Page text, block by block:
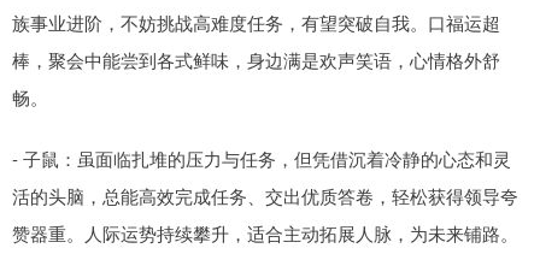
族事业进阶，不妨挑战高难度任务，有望突破自我。口福运超
棒，聚会中能尝到各式鲜味，身边满是欢声笑语，心情格外舒
畅。
- 子鼠：虽面临扎堆的压力与任务，但凭借沉着冷静的心态和灵
活的头脑，总能高效完成任务、交出优质答卷，轻松获得领导夸
赞器重。人际运势持续攀升，适合主动拓展人脉，为未来铺路。